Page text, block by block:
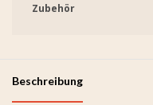
Zubehör
Beschreibung